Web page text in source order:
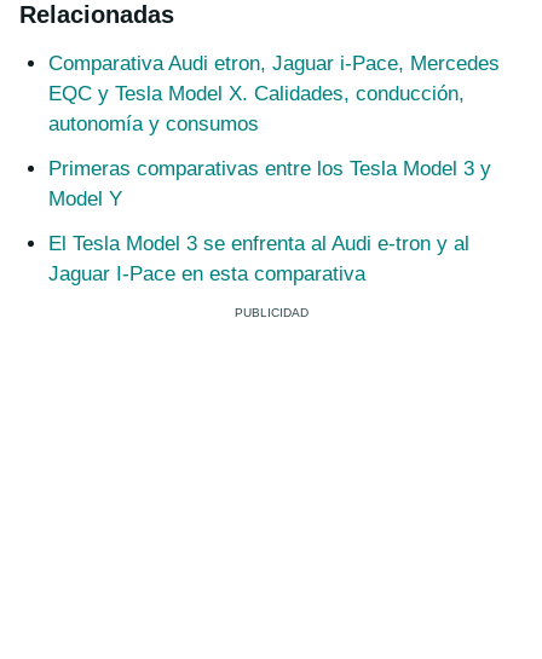
Relacionadas
Comparativa Audi etron, Jaguar i-Pace, Mercedes
EQC y Tesla Model X. Calidades, conducción,
autonomía y consumos
Primeras comparativas entre los Tesla Model 3 y
Model Y
El Tesla Model 3 se enfrenta al Audi e-tron y al
Jaguar I-Pace en esta comparativa